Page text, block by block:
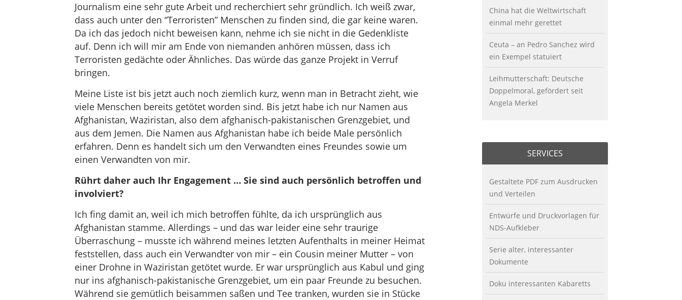
Journalism eine sehr gute Arbeit und recherchiert sehr gründlich. Ich weiß zwar,
dass auch unter den “Terroristen” Menschen zu finden sind, die gar keine waren.
Da ich das jedoch nicht beweisen kann, nehme ich sie nicht in die Gedenkliste
auf. Denn ich will mir am Ende von niemanden anhören müssen, dass ich
Terroristen gedächte oder Ähnliches. Das würde das ganze Projekt in Verruf
bringen.
Meine Liste ist bis jetzt auch noch ziemlich kurz, wenn man in Betracht zieht, wie
viele Menschen bereits getötet worden sind. Bis jetzt habe ich nur Namen aus
Afghanistan, Waziristan, also dem afghanisch-pakistanischen Grenzgebiet, und
aus dem Jemen. Die Namen aus Afghanistan habe ich beide Male persönlich
erfahren. Denn es handelt sich um den Verwandten eines Freundes sowie um
einen Verwandten von mir.
Rührt daher auch Ihr Engagement … Sie sind auch persönlich betroffen und
involviert?
Ich fing damit an, weil ich mich betroffen fühlte, da ich ursprünglich aus
Afghanistan stamme. Allerdings – und das war leider eine sehr traurige
Überraschung – musste ich während meines letzten Aufenthalts in meiner Heimat
feststellen, dass auch ein Verwandter von mir – ein Cousin meiner Mutter – von
einer Drohne in Waziristan getötet wurde. Er war ursprünglich aus Kabul und ging
nur ins afghanisch-pakistanische Grenzgebiet, um ein paar Freunde zu besuchen.
Während sie gemütlich beisammen saßen und Tee tranken, wurden sie in Stücke
China hat die Weltwirtschaft
einmal mehr gerettet
Ceuta – an Pedro Sanchez wird
ein Exempel statuiert
Leihmutterschaft: Deutsche
Doppelmoral, gefördert seit
Angela Merkel
SERVICES
Gestaltete PDF zum Ausdrucken
und Verteilen
Entwürfe und Druckvorlagen für
NDS-Aufkleber
Serie alter, interessanter
Dokumente
Doku interessanten Kabaretts